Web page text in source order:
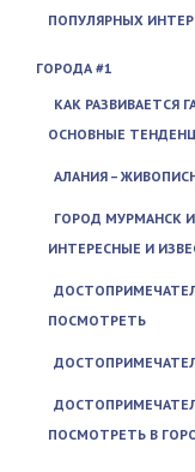
ПОПУЛЯРНЫХ
ГОРОДА #1
КАК РАЗВИВАЕТСЯ
ОСНОВНЫЕ
АЛАНИЯ –
ГОРОД МУРМАНСК
ИНТЕРЕСНЫЕ И
ПОСМОТРЕТЬ
ПОСМОТРЕТЬ В